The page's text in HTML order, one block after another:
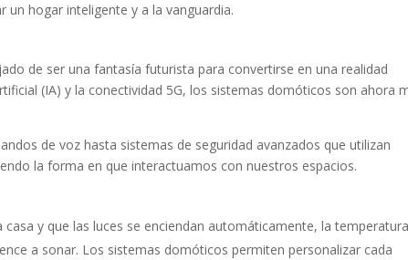
un hogar inteligente y a la vanguardia.
de ser una fantasía futurista para convertirse en una realidad
(IA) y la conectividad 5G, los sistemas domóticos son ahora
de voz hasta sistemas de seguridad avanzados que utilizan
la forma en que interactuamos con nuestros espacios.
casa y que las luces se enciendan automáticamente, la
a sonar. Los sistemas domóticos permiten personalizar cada